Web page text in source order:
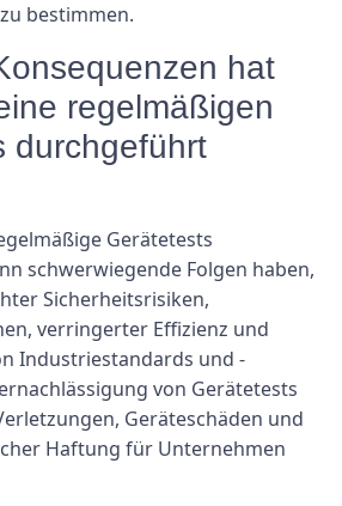
bestimmen.
hat
regelmäßigen
durchgeführt
Gerätetests
schwerwiegende Folgen haben,
Sicherheitsrisiken,
verringerter Effizienz und
Industriestandards und -
von Gerätetests
Geräteschäden und
Haftung für Unternehmen